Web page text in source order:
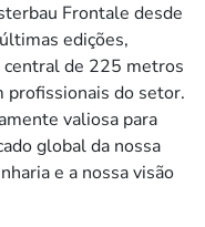
Frontale desde
edições,
central de 225 metros
profissionais do setor.
valiosa para
global da nossa
e a nossa visão